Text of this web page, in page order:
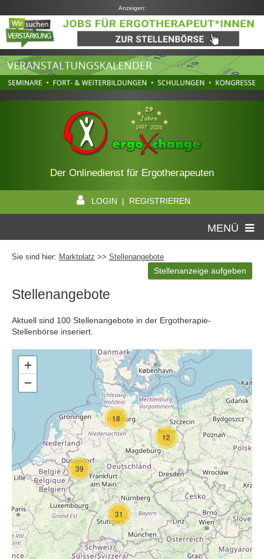
Anzeigen:
Der Onlinedienst für Ergotherapeuten
LOGIN | REGISTRIEREN
MENÜ
Sie sind hier: Marktplatz >> Stellenangebote
Stellenanzeige aufgeben
Stellenangebote
Aktuell sind 100 Stellenangebote in der Ergotherapie-
Stellenbörse inseriert.
18
12
31
39
+
−